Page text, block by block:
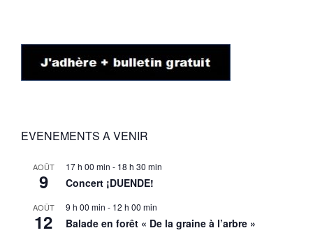
EVENEMENTS A VENIR
AOÛT
9
17 h 00 min - 18 h 30 min
Concert ¡DUENDE!
AOÛT
12
9 h 00 min - 12 h 00 min
Balade en forêt « De la graine à l’arbre »